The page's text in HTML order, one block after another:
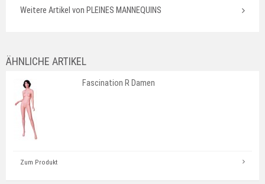
Weitere Artikel von PLEINES MANNEQUINS
ÄHNLICHE ARTIKEL
Fascination R Damen
Zum Produkt